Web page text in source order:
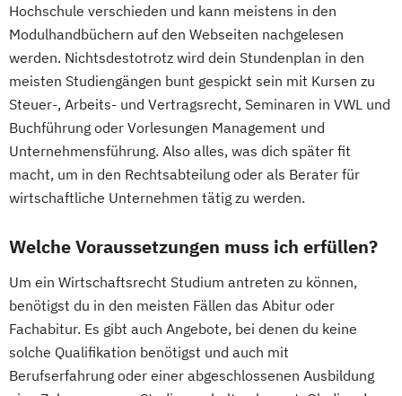
Hochschule verschieden und kann meistens in den
Modulhandbüchern auf den Webseiten nachgelesen
werden. Nichtsdestotrotz wird dein Stundenplan in den
meisten Studiengängen bunt gespickt sein mit Kursen zu
Steuer-, Arbeits- und Vertragsrecht, Seminaren in VWL und
Buchführung oder Vorlesungen Management und
Unternehmensführung. Also alles, was dich später fit
macht, um in den Rechtsabteilung oder als Berater für
wirtschaftliche Unternehmen tätig zu werden.
Welche Voraussetzungen muss ich erfüllen?
Um ein Wirtschaftsrecht Studium antreten zu können,
benötigst du in den meisten Fällen das Abitur oder
Fachabitur. Es gibt auch Angebote, bei denen du keine
solche Qualifikation benötigst und auch mit
Berufserfahrung oder einer abgeschlossenen Ausbildung